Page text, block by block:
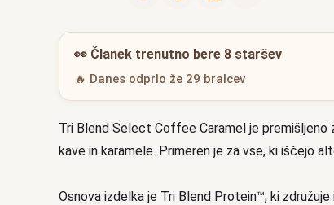
👀 Članek trenutno bere 8 staršev
🔥 Danes odprlo že 29 bralcev
Tri Blend Select Coffee Caramel je premišljeno
kave in karamele. Primeren je za vse, ki iščejo
Osnova izdelka je Tri Blend Protein™, ki